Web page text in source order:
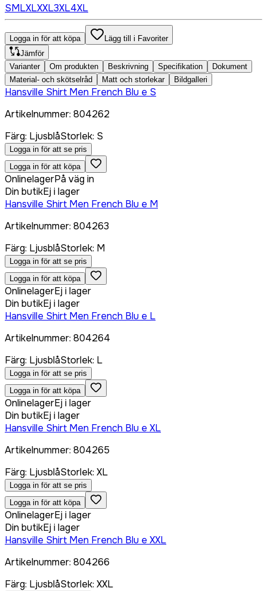
SMLXLXXL3XL4XL
Logga in för att köpa
Lägg till i Favoriter
Jämför
Varianter
Om produkten Beskrivning Specifikation
Dokument
Material- och skötselråd
Matt och storlekar Bildgalleri
Hansville Shirt Men French Blu e S
Artikelnummer: 804262
Färg: LjusblåStorlek: S
Logga in för att se pris
Logga in för att köpa
OnlinelagerPå väg in
Din butikEj i lager
Hansville Shirt Men French Blu e M
Artikelnummer: 804263
Färg: LjusblåStorlek: M
Logga in för att se pris
Logga in för att köpa
OnlinelagerEj i lager
Din butikEj i lager
Hansville Shirt Men French Blu e L
Artikelnummer: 804264
Färg: LjusblåStorlek: L
Logga in för att se pris
Logga in för att köpa
OnlinelagerEj i lager
Din butikEj i lager
Hansville Shirt Men French Blu e XL
Artikelnummer: 804265
Färg: LjusblåStorlek: XL
Logga in för att se pris
Logga in för att köpa
OnlinelagerEj i lager
Din butikEj i lager
Hansville Shirt Men French Blu e XXL
Artikelnummer: 804266
Färg: LjusblåStorlek: XXL